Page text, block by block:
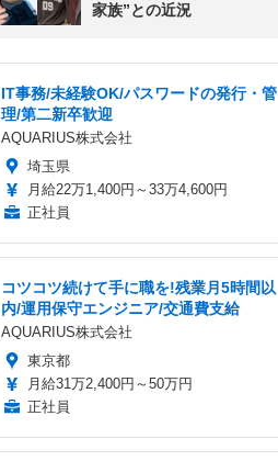
家族”との近況
IT事務/未経験OK/パスワードの発行・管
理/第二新卒歓迎
AQUARIUS株式会社
埼玉県
月給22万1,400円～33万4,600円
正社員
コツコツ続けて手に職を!残業月5時間以
内/運用保守エンジニア/交通費支給
AQUARIUS株式会社
東京都
月給31万2,400円～50万円
正社員